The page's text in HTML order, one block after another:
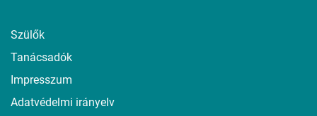
Szülők
Tanácsadók
Impresszum
Adatvédelmi irányelv